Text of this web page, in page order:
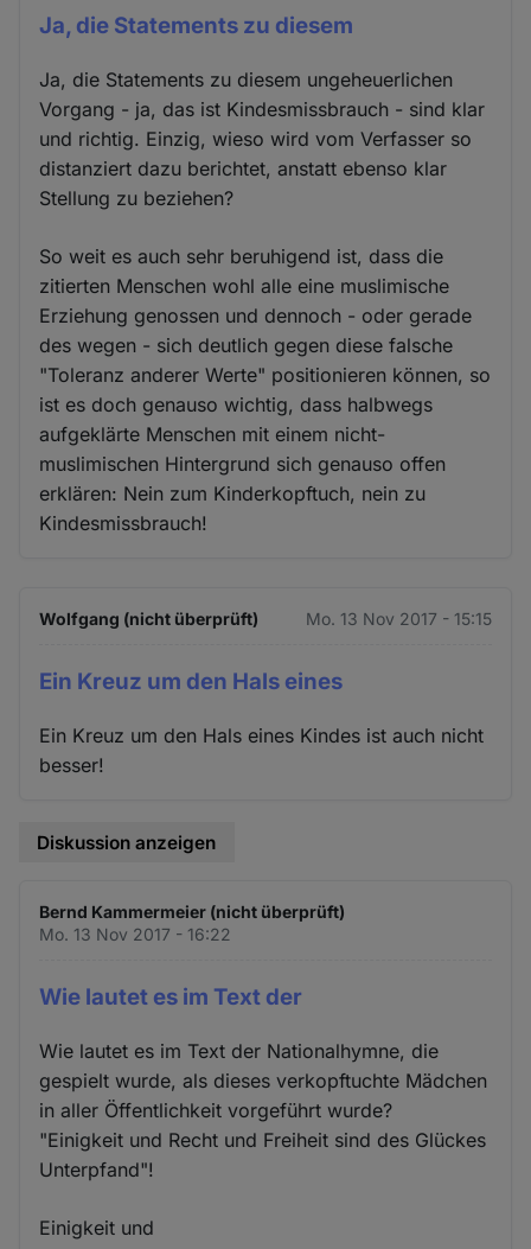
Ja, die Statements zu diesem
Ja, die Statements zu diesem ungeheuerlichen
Vorgang - ja, das ist Kindesmissbrauch - sind klar
und richtig. Einzig, wieso wird vom Verfasser so
distanziert dazu berichtet, anstatt ebenso klar
Stellung zu beziehen?
So weit es auch sehr beruhigend ist, dass die
zitierten Menschen wohl alle eine muslimische
Erziehung genossen und dennoch - oder gerade
des wegen - sich deutlich gegen diese falsche
"Toleranz anderer Werte" positionieren können, so
ist es doch genauso wichtig, dass halbwegs
aufgeklärte Menschen mit einem nicht-
muslimischen Hintergrund sich genauso offen
erklären: Nein zum Kinderkopftuch, nein zu
Kindesmissbrauch!
Wolfgang (nicht überprüft) Mo. 13 Nov 2017 - 15:15
Ein Kreuz um den Hals eines
Ein Kreuz um den Hals eines Kindes ist auch nicht
besser!
Diskussion anzeigen
Bernd Kammermeier (nicht überprüft)
Mo. 13 Nov 2017 - 16:22
Wie lautet es im Text der
Wie lautet es im Text der Nationalhymne, die
gespielt wurde, als dieses verkopftuchte Mädchen
in aller Öffentlichkeit vorgeführt wurde?
"Einigkeit und Recht und Freiheit sind des Glückes
Unterpfand"!
Einigkeit und